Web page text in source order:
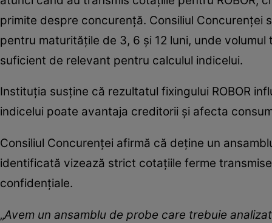
primite despre concurență. Consiliul
pentru maturitățile de 3, 6 și 12 luni, unde
suficient de relevant pentru calculul indicelui.
Instituția susține că rezultatul fixingului ROBOR
indicelui poate avantaja creditorii și afecta
Consiliul Concurenței afirmă că deține un
identificată vizează strict cotațiile ferme
confidențiale.
„Avem un ansamblu de probe care trebuie